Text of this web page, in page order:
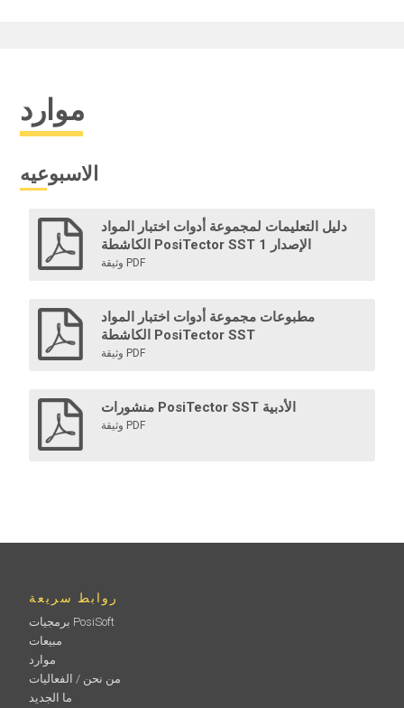
موارد
الاسبوعيه
دليل التعليمات لمجموعة أدوات اختبار المواد
الكاشطة PosiTector SST الإصدار 1
وثيقة PDF
مطبوعات مجموعة أدوات اختبار المواد
الكاشطة PosiTector SST
وثيقة PDF
منشورات PosiTector SST الأدبية
وثيقة PDF
روابط سريعة
برمجيات PosiSoft
مبيعات
موارد
من نحن / الفعاليات
ما الجديد